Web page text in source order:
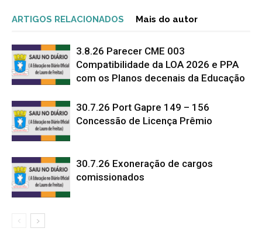
ARTIGOS RELACIONADOS Mais do autor
3.8.26 Parecer CME 003
Compatibilidade da LOA 2026 e PPA
com os Planos decenais da Educação
30.7.26 Port Gapre 149 – 156
Concessão de Licença Prêmio
30.7.26 Exoneração de cargos
comissionados